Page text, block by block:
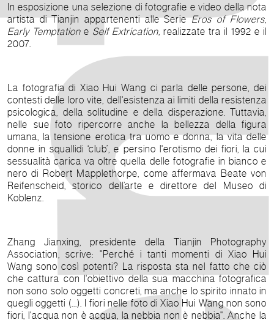
In esposizione una selezione di fotografie e video della nota
artista di Tianjin appartenenti alle SerieEros of Flowers
Early Temptation e Self Extrication, realizzate tra il 1992 e il
2007.
La fotografia di Xiao Hui Wang ci parla delle persone, dei
contesti delle loro vite, dell'esistenza ai limiti della resistenza
psicologica, della solitudine e della disperazione. Tuttavia,
nelle sue foto ripercorre anche la bellezza della figura
umana, la tensione erotica tra uomo e donna, la vita delle
donne in squallidi ‘club’, e persino l'erotismo dei fiori, la cui
sessualità carica va oltre quella delle fotografie in bianco e
nero di Robert Mapplethorpe, come affermava Beate von
Reifenscheid, storico dell’arte e direttore del Museo di
Koblenz.
Zhang Jianxing, presidente della Tianjin Photography
Association, scrive: "Perché i tanti momenti di Xiao Hui
Wang sono così potenti? La risposta sta nel fatto che ciò
che cattura con l'obiettivo della sua macchina fotografica
non sono solo oggetti concreti, ma anche lo spirito innato in
quegli oggetti (...). I fiori nelle foto di Xiao Hui Wang non sono
fiori, l'acqua non è acqua, la nebbia non è nebbia". Anche la